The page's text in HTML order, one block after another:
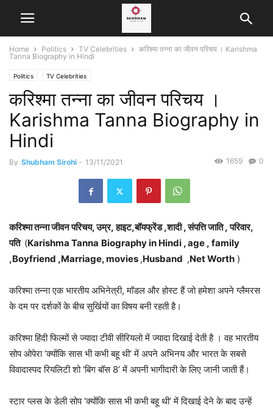
Home Politics TV Celebrities
करिश्मा तन्ना का जीवन परिचय । Karishma
Tanna Biography in Hindi
Politics TV Celebrities
करिश्मा तन्ना का जीवन परिचय ।
Karishma Tanna Biography in
Hindi
By Shubham Sirohi - 13/11/2021 0
1659
करिश्मा तन्ना जीवन परिचय, उम्र, हाइट,बॉयफ्रेंड ,शादी , संपत्ति जाति , परिवार,
पति (Karishma Tanna Biography in Hindi , age , family
,Boyfriend ,Marriage, movies ,Husband ,Net Worth )
करिश्मा तन्ना एक भारतीय अभिनेत्री, मॉडल और होस्ट हैं जो हमेशा अपने ग्लैमरस
के दम पर दर्शकों के बीच सुर्खियों का विषय बनी रहती है।
करिश्मा हिंदी फिल्मों से ज्यादा टीवी सीरियलो में ज्यादा दिखाई देती है । वह भारतीय
सोप ओपेरा ‘क्योंकि सास भी कभी बहू थी’ में अपने अभिनय और भारत के सबसे
विवादास्पद रियलिटी शो ‘बिग बॉस 8’ में अपनी भागीदारी के लिए जानी जाती हैं।
स्टार प्लस के डेली सोप ‘क्योंकि सास भी कभी बहू थी’ में दिखाई देने के बाद उन्हें